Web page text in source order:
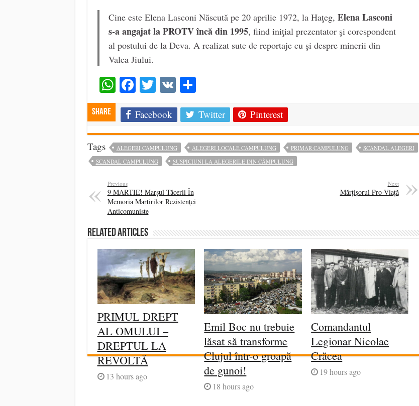
Cine este Elena Lasconi Născută pe 20 aprilie 1972, la Haţeg, Elena Lasconi
s-a angajat la PROTV încă din 1995, fiind iniţial prezentator şi corespondent
al postului de la Deva. A realizat sute de reportaje cu şi despre minerii din
Valea Jiului.
WhatsApp
Facebook
Twitter
VKShare
Share Facebook Twitter Pinterest
Tags ALEGERI CAMPULUNG ALEGERI LOCALE CAMPULUNG PRIMAR CAMPULUNG
SCANDAL ALEGERI
SCANDAL CAMPULUNG
SUSPICIUNI LA ALEGERILE DIN CÂMPULUNG
Previous
9 MARTIE! Marșul Tăcerii În
Memoria Martirilor Rezistenței
Anticomuniste
Next
Mărțișorul Pro-Viață
Related Articles
PRIMUL DREPT
AL OMULUI –
DREPTUL LA
REVOLTĂ
13 hours ago
Emil Boc nu trebuie
lăsat să transforme
Clujul într-o groapă
de gunoi!
18 hours ago
Comandantul
Legionar Nicolae
Crăcea
19 hours ago